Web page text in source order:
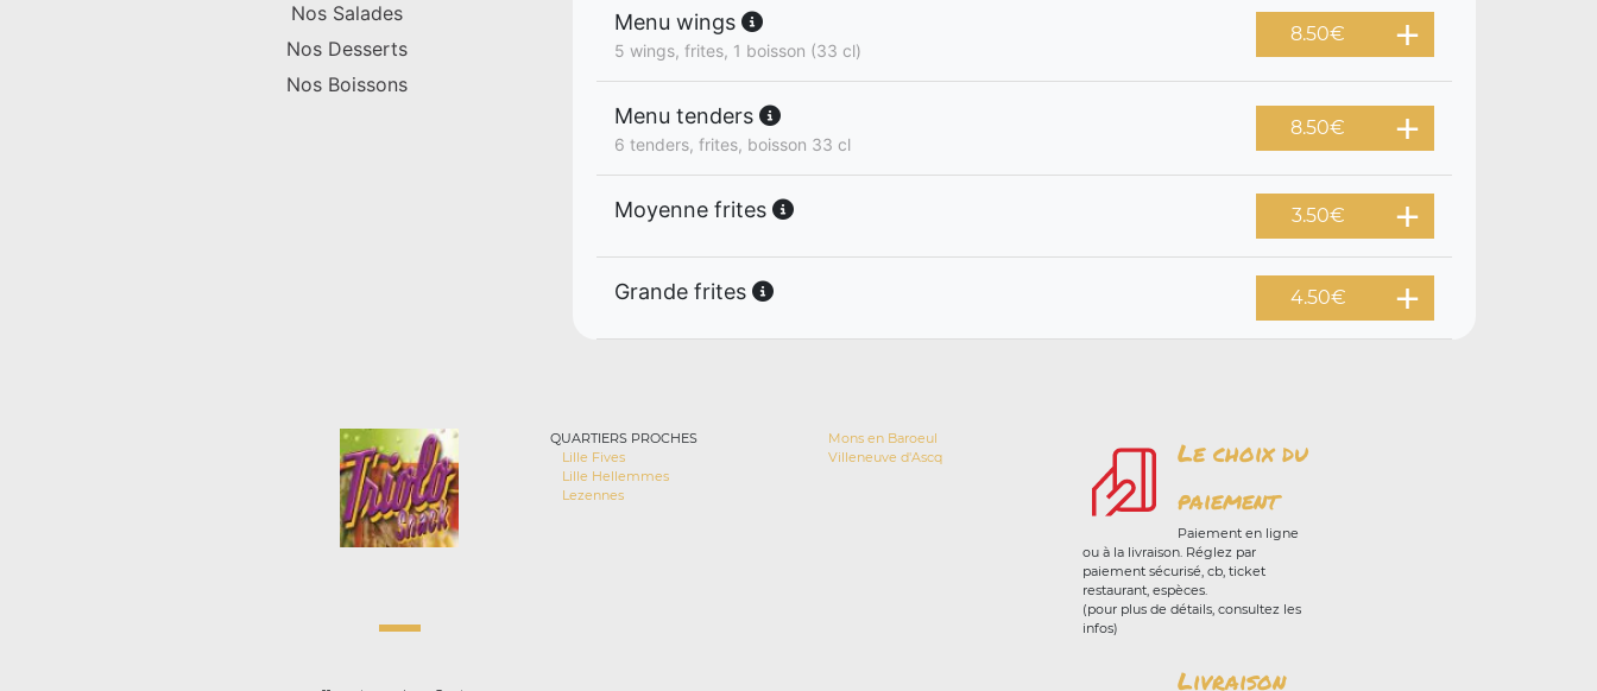
Nos Salades
Nos Desserts
Nos Boissons
Menu wings
5 wings, frites, 1 boisson (33 cl)
8.50€
Menu tenders
6 tenders, frites, boisson 33 cl
8.50€
Moyenne frites 3.50€
Grande frites 4.50€
QUARTIERS PROCHES
Lille Fives
Lille Hellemmes
Lezennes
Mons en Baroeul
Villeneuve d'Ascq
Le choix du
paiement
Paiement en ligne
ou à la livraison. Réglez par
paiement sécurisé, cb, ticket
restaurant, espèces.
(pour plus de détails, consultez les
infos)
Livraison